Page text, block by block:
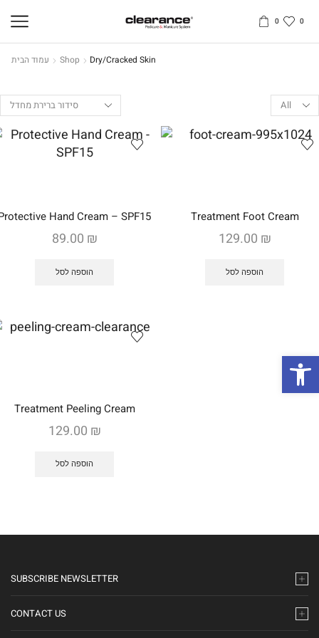
0 0
עמוד הבית Shop Dry/Cracked Skin
Products
per
Hand Cream – SPF15
89.00 ₪
הוספה לסל
Treatment Foot Cream
129.00 ₪
הוספה לסל
Treatment Peeling Cream
129.00 ₪
הוספה לסל
SUBSCRIBE NEWSLETTER
CONTACT US